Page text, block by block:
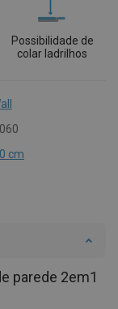
Possibilidade de
colar ladrilhos
cm
parede 2em1